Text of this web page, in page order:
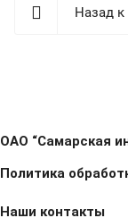
Назад к
ОАО “Самарская
Политика
Наши контакты